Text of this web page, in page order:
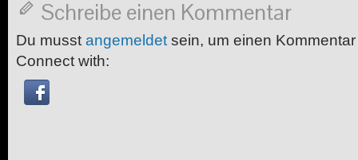
Schreibe einen Kommentar
Du musst angemeldet sein, um einen
Connect with: